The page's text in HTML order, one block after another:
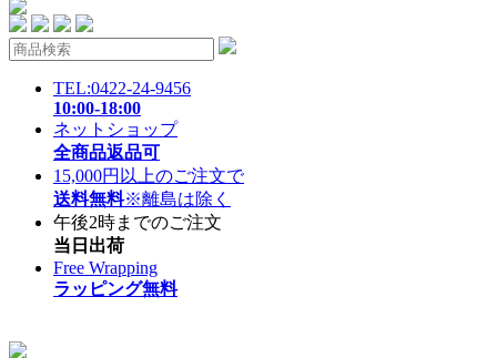
TEL:0422-24-9456
10:00-18:00
ネットショップ
全商品返品可
15,000円以上のご注文で
送料無料※離島は除く
午後2時までのご注文
当日出荷
Free Wrapping
ラッピング無料